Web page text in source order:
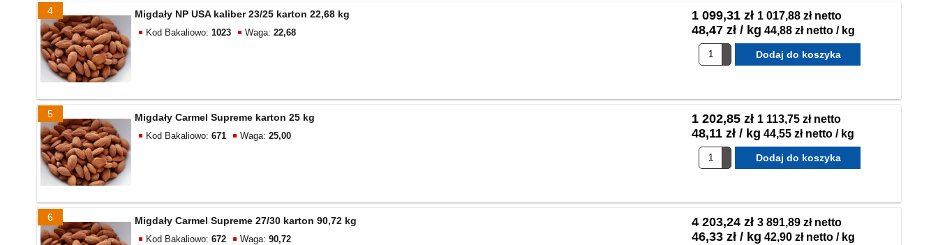
4 Migdały NP USA kaliber 23/25 karton 22,68 kg
Kod Bakaliowo: 1023 Waga: 22,68
1 099,31 zł 1 017,88 zł netto
48,47 zł / kg 44,88 zł netto / kg
5 Migdały Carmel Supreme karton 25 kg
Kod Bakaliowo: 671 Waga: 25,00
1 202,85 zł 1 113,75 zł netto
48,11 zł / kg 44,55 zł netto / kg
6 Migdały Carmel Supreme 27/30 karton 90,72 kg
Kod Bakaliowo: 672 Waga: 90,72
4 203,24 zł 3 891,89 zł netto
46,33 zł / kg 42,90 zł netto / kg